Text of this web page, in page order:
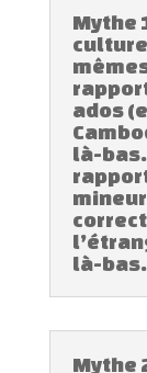
Mythe
ados
là-bas.
là-
Mythe